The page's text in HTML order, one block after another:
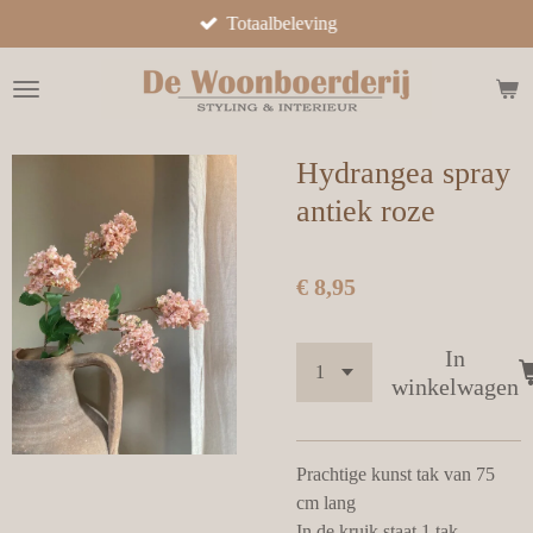
direct
naar
Totaalbeleving
Hydrangea spray
antiek roze
€ 8,95
In
winkelwagen
Prachtige kunst tak van 75
cm lang